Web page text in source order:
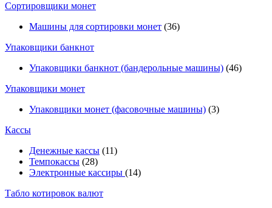
Сортировщики монет
Машины для сортировки монет (36)
Упаковщики банкнот
Упаковщики банкнот (бандерольные машины) (46)
Упаковщики монет
Упаковщики монет (фасовочные машины) (3)
Кассы
Денежные кассы (11)
Темпокассы (28)
Электронные кассиры (14)
Табло котировок валют